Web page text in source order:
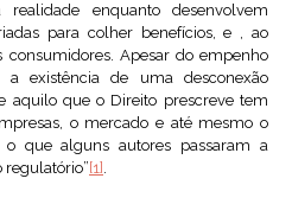
enquanto desenvolvem
para colher benefícios, e , ao
Apesar do empenho
existência de uma desconexão
aquilo que o Direito prescreve tem
o mercado e até mesmo o
o que alguns autores passaram a
regulatório” [1] .